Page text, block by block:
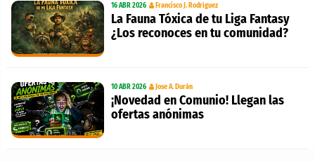
16 ABR 2026 Francisco J. Rodríguez
La Fauna Tóxica de tu Liga Fantasy
¿Los reconoces en tu comunidad?
10 ABR 2026 Jose A. Durán
¡Novedad en Comunio! Llegan las
ofertas anónimas